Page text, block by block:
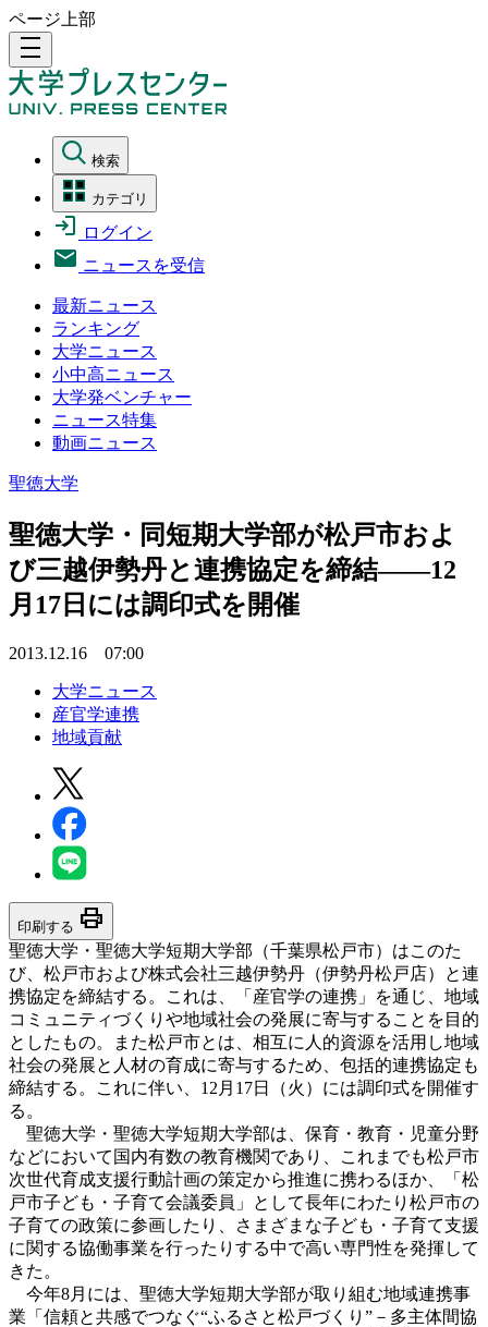
ページ上部
density_medium
検索
カテゴリ
ログイン
ニュースを受信
最新ニュース
ランキング
大学ニュース
小中高ニュース
大学発ベンチャー
ニュース特集
動画ニュース
聖徳大学
聖徳大学・同短期大学部が松戸市およ
び三越伊勢丹と連携協定を締結――12
月17日には調印式を開催
2013.12.16 07:00
大学ニュース
産官学連携
地域貢献
印刷する print
聖徳大学・聖徳大学短期大学部（千葉県松戸市）はこのた
び、松戸市および株式会社三越伊勢丹（伊勢丹松戸店）と連
携協定を締結する。これは、「産官学の連携」を通じ、地域
コミュニティづくりや地域社会の発展に寄与することを目的
としたもの。また松戸市とは、相互に人的資源を活用し地域
社会の発展と人材の育成に寄与するため、包括的連携協定も
締結する。これに伴い、12月17日（火）には調印式を開催す
る。
聖徳大学・聖徳大学短期大学部は、保育・教育・児童分野
などにおいて国内有数の教育機関であり、これまでも松戸市
次世代育成支援行動計画の策定から推進に携わるほか、「松
戸市子ども・子育て会議委員」として長年にわたり松戸市の
子育ての政策に参画したり、さまざまな子ども・子育て支援
に関する協働事業を行ったりする中で高い専門性を発揮して
きた。
今年8月には、聖徳大学短期大学部が取り組む地域連携事
業「信頼と共感でつなぐ“ふるさと松戸づくり”－多主体間協